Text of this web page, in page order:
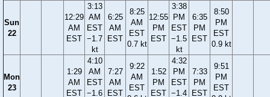
Sun
22
12:29
AM
EST
3:13
AM
EST
−1.7
kt
6:25
AM
EST
8:25
AM
EST
0.7 kt
12:55
PM
EST
3:38
PM
EST
−1.5
kt
6:35
PM
EST
8:50
PM
EST
0.9 kt
Mon
23
1:29
AM
EST
4:10
AM
EST
−1.6
7:27
AM
EST
9:22
AM
EST
1:52
PM
EST
4:32
PM
EST
−1.4
7:33
PM
EST
9:51
PM
EST